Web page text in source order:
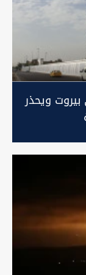
ويحذر